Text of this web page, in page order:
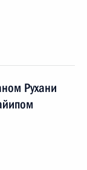
Рухани